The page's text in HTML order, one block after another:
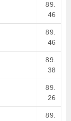
89.
46
89.
46
89.
38
89.
26
89.